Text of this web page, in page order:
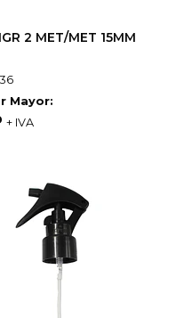
2 MET/MET 15MM
Mayor:
+ IVA